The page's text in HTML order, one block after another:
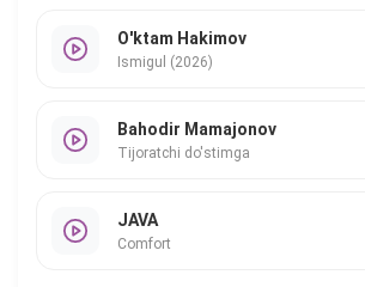
O'ktam Hakimov
Ismigul (2026)
Bahodir Mamajonov
Tijoratchi do'stimga
JAVA
Comfort